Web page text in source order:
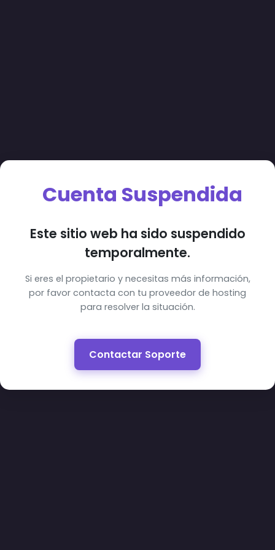
Cuenta Suspendida
Este sitio web ha sido suspendido
temporalmente.
Si eres el propietario y necesitas más información,
por favor contacta con tu proveedor de hosting
para resolver la situación.
Contactar Soporte